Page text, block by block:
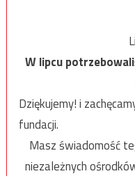
W lipcu
Dziękujemy! i
fundacji.
Masz świadomość
niezależnych